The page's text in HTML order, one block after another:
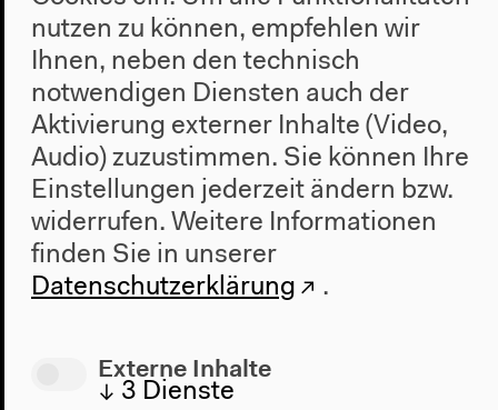
Kontakt
Presse
Team
Datenschutzeinstellungen
Datenschutzerklärung
Impressum
Haus der Kulturen der Welt
John-Foster-Dulles-Allee 10, 10557
Tel + 49 30 397 87 0
info@hkw.de
nutzen zu können, empfehlen wir
Ihnen, neben den technisch
notwendigen Diensten auch der
Aktivierung externer Inhalte (Video,
Audio) zuzustimmen. Sie können Ihre
Einstellungen jederzeit ändern bzw.
widerrufen. Weitere Informationen
finden Sie in unserer
Datenschutzerklärung
.
Externe Inhalte
↓ 3 Dienste